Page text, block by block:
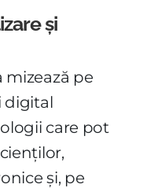
și
pe
digital
care pot
și, pe